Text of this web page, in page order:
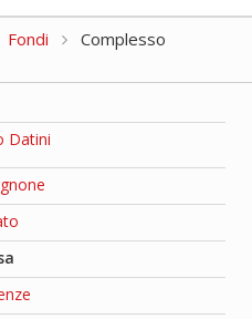
Fondi
Complesso
Datini